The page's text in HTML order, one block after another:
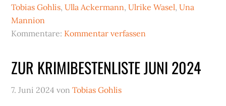
Tobias Gohlis,Ulla Ackermann,Ulrike Wasel,Una
Mannion
Kommentare: Kommentar verfassen
ZUR KRIMIBESTENLISTE JUNI 2024
7. Juni 2024 vonTobias Gohlis